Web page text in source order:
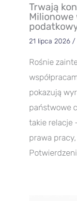
Trwają
Milionowe
21 lipca 2026 /
Rośnie
pokazują
państwowe
takie relacje
prawa